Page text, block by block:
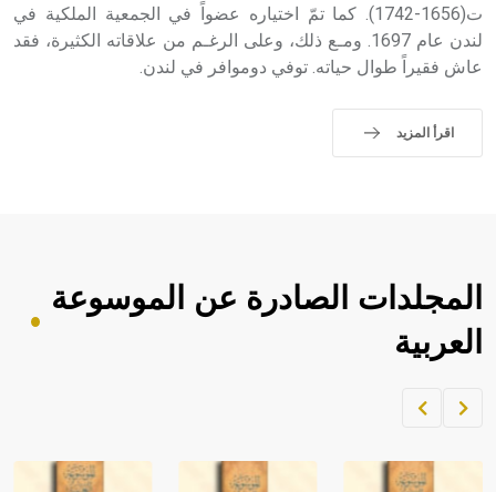
ت(1656-1742). كما تمّ اختياره عضواً في الجمعية الملكية في
لندن عام 1697. ومـع ذلك، وعلى الرغـم من علاقاته الكثيرة، فقد
عاش فقيراً طوال حياته. توفي دوموافر في لندن.
اقرأ المزيد
المجلدات الصادرة عن الموسوعة
العربية